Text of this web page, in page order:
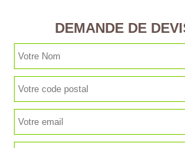
DEMANDE DE